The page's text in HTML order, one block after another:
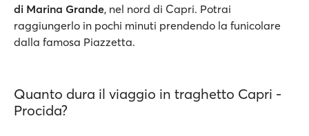
di Marina Grande, nel nord di Capri. Potrai
raggiungerlo in pochi minuti prendendo la funicolare
dalla famosa Piazzetta.
Quanto dura il viaggio in traghetto Capri -
Procida?